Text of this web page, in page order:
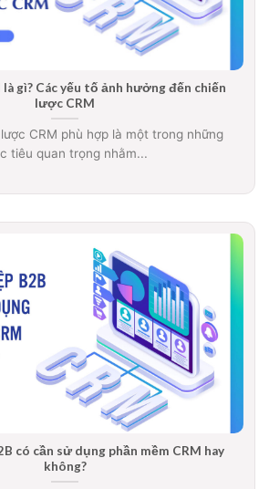
gì? Các yếu tố ảnh hưởng đến chiến
lược CRM
CRM phù hợp là một trong những
tiêu quan trọng nhằm...
có cần sử dụng phần mềm CRM hay
không?